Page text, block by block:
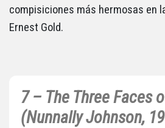
compisiciones más hermosas en
Ernest Gold.
7 – The Three Faces
(Nunnally Johnson,